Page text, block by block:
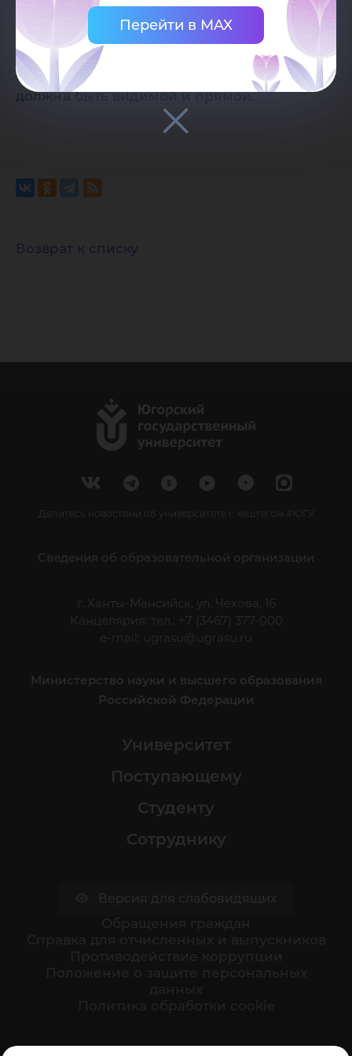
Перейти в MAX
Югорского государственного
университета. Ссылка должна находиться
непосредственно рядом с материалом,
должна быть видимой и прямой.
Возврат к списку
Делитесь новостями об университете с хештегом #ЮГУ
Сведения об образовательной организации
г. Ханты-Мансийск, ул. Чехова, 16
Канцелярия: тел.: +7 (3467) 377-000
e-mail:
ugrasu@ugrasu.ru
Министерство науки и высшего образования
Российской Федерации
Университет
Поступающему
Студенту
Сотруднику